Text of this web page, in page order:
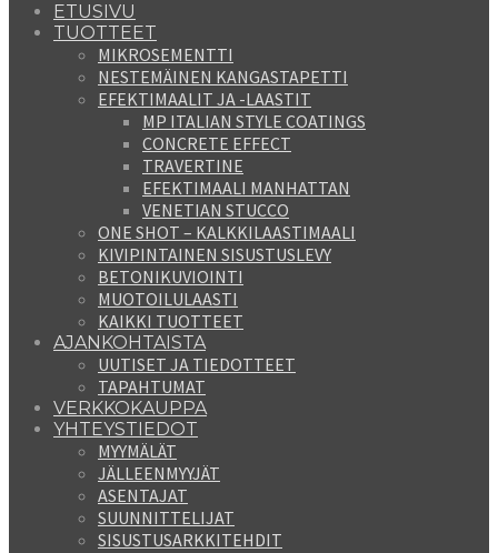
ETUSIVU
TUOTTEET
MIKROSEMENTTI
NESTEMÄINEN KANGASTAPETTI
EFEKTIMAALIT JA -LAASTIT
MP ITALIAN STYLE COATINGS
CONCRETE EFFECT
TRAVERTINE
EFEKTIMAALI MANHATTAN
VENETIAN STUCCO
ONE SHOT – KALKKILAASTIMAALI
KIVIPINTAINEN SISUSTUSLEVY
BETONIKUVIOINTI
MUOTOILULAASTI
KAIKKI TUOTTEET
AJANKOHTAISTA
UUTISET JA TIEDOTTEET
TAPAHTUMAT
VERKKOKAUPPA
YHTEYSTIEDOT
MYYMÄLÄT
JÄLLEENMYYJÄT
ASENTAJAT
SUUNNITTELIJAT
SISUSTUSARKKITEHDIT